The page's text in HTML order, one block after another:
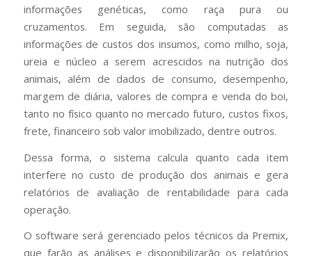
informações genéticas, como raça pura ou
cruzamentos. Em seguida, são computadas as
informações de custos dos insumos, como milho, soja,
ureia e núcleo a serem acrescidos na nutrição dos
animais, além de dados de consumo, desempenho,
margem de diária, valores de compra e venda do boi,
tanto no físico quanto no mercado futuro, custos fixos,
frete, financeiro sob valor imobilizado, dentre outros.
Dessa forma, o sistema calcula quanto cada item
interfere no custo de produção dos animais e gera
relatórios de avaliação de rentabilidade para cada
operação.
O software será gerenciado pelos técnicos da Premix,
que farão as análises e disponibilizarão os relatórios